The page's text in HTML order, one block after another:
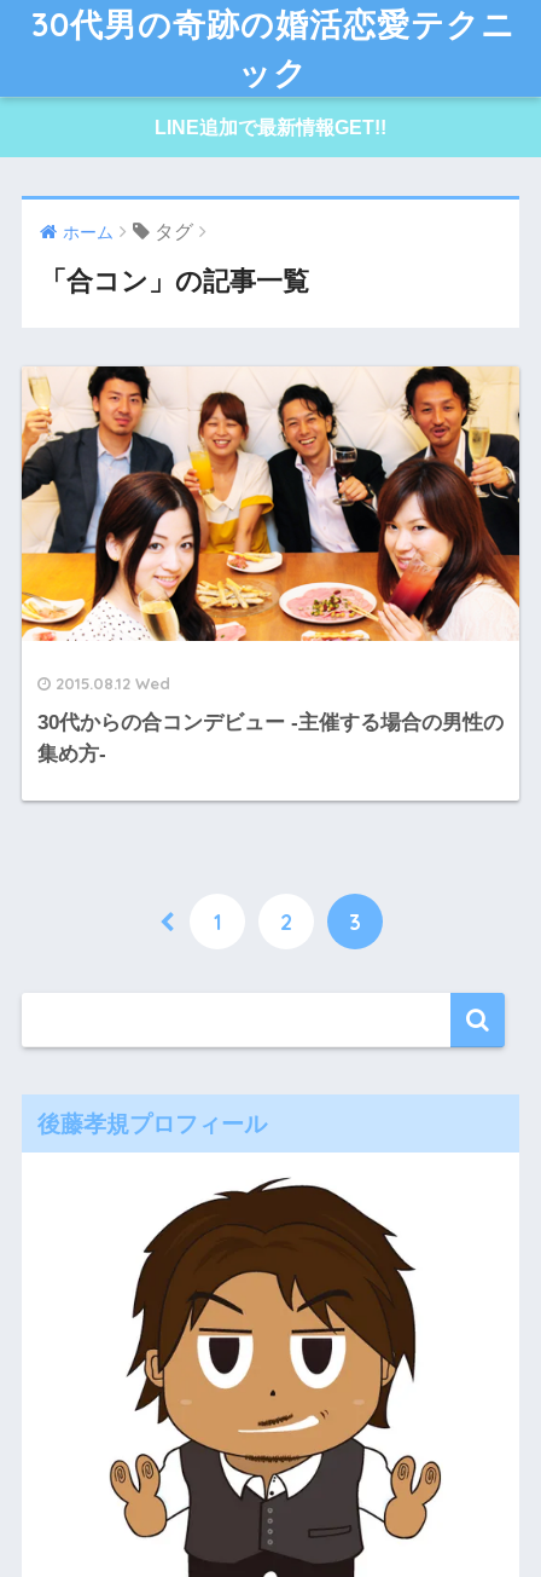
30代男の奇跡の婚活恋愛テクニ
ック
LINE追加で最新情報GET!!
ホーム タグ
「合コン」の記事一覧
2015.08.12 Wed
30代からの合コンデビュー -主催する場合の男性の
集め方-
1 2 3
後藤孝規プロフィール